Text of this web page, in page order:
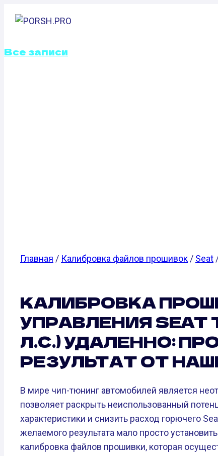
Все записи
Главная / Калибровка файлов прошивок / Seat
КАЛИБРОВКА
УПРАВЛЕНИЯ SEAT
Л.С.) УДАЛЕННО:
РЕЗУЛЬТАТ ОТ
В мире чип-тюнинг автомобилей является
позволяет раскрыть неиспользованный
характеристики и снизить расход горючего
желаемого результата мало просто
калибровка файлов прошивки, которая